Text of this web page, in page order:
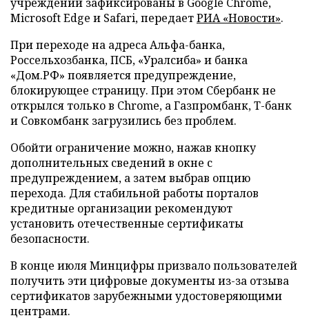
Microsoft Edge и Safari, передаетРИА «Новости».
При переходе на адреса Альфа-банка,
Россельхозбанка, ПСБ, «Уралсиба» и банка
«Дом.РФ» появляется предупреждение,
блокирующее страницу. При этом Сбербанк не
открылся только в Chrome, а Газпромбанк, Т-банк
и Совкомбанк загрузились без проблем.
Обойти ограничение можно, нажав кнопку
дополнительных сведений в окне с
предупреждением, а затем выбрав опцию
перехода. Для стабильной работы порталов
кредитные организации рекомендуют
установить отечественные сертификаты
безопасности.
В конце июля Минцифры призвало пользователей
получить эти цифровые документы из-за отзыва
сертификатов зарубежными удостоверяющими
центрами.